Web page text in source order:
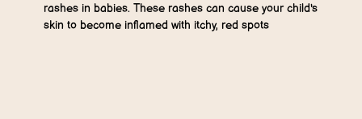
rashes in babies. These rashes can cause your child's
skin to become inflamed with itchy, red spots